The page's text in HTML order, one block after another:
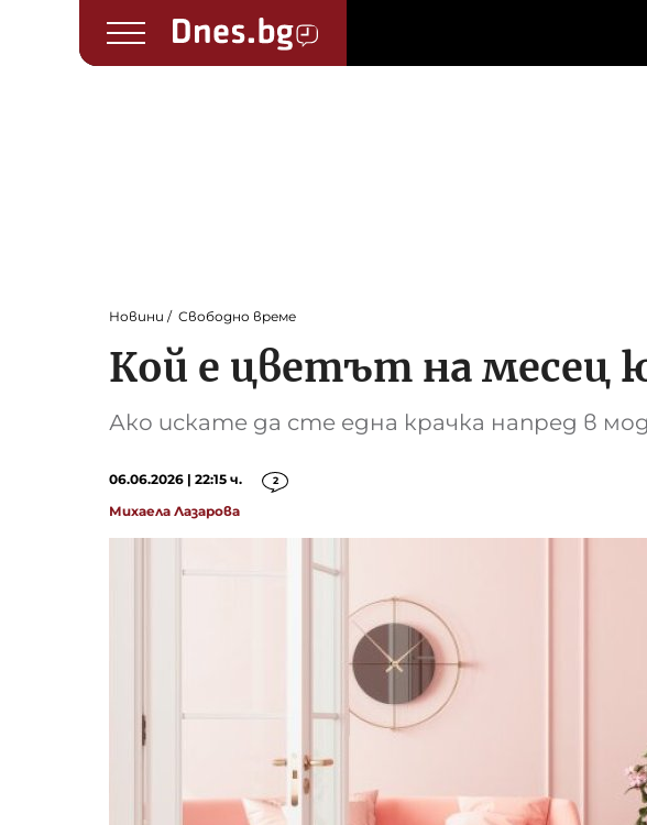
Новини Свободно време
Кой е цветът на месец
Ако искате да сте една крачка напред в
06.06.2026 | 22:15 ч. 2
Михаела Лазарова